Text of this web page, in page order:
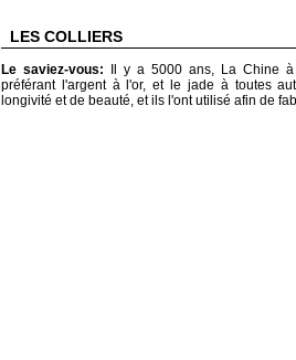
LES COLLIERS
Le saviez-vous:
Il y a 5000 ans, La Chine
préférant l'argent à l'or, et le jade à toutes
longivité et de beauté, et ils l'ont utilisé afin de